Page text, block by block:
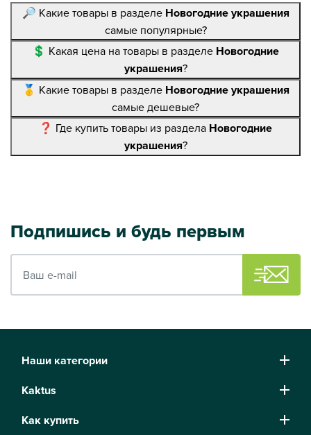
🔎 Какие товары в разделе Новогодние украшения
самые популярные?
💲 Какая цена на товары в разделе Новогодние
украшения?
🥇 Какие товары в разделе Новогодние украшения
самые дешевые?
❓ Где купить товары из раздела Новогодние
украшения?
Подпишись и будь первым
Ваш e-mail
Наши категории
Kaktus
Как купить